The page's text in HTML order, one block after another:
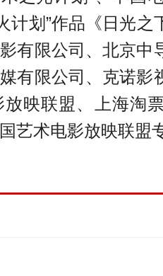
计划 ”作品《日光之
有限公司、北京中
有限公司、克诺影
映联盟、上海淘
艺术电影放映联盟